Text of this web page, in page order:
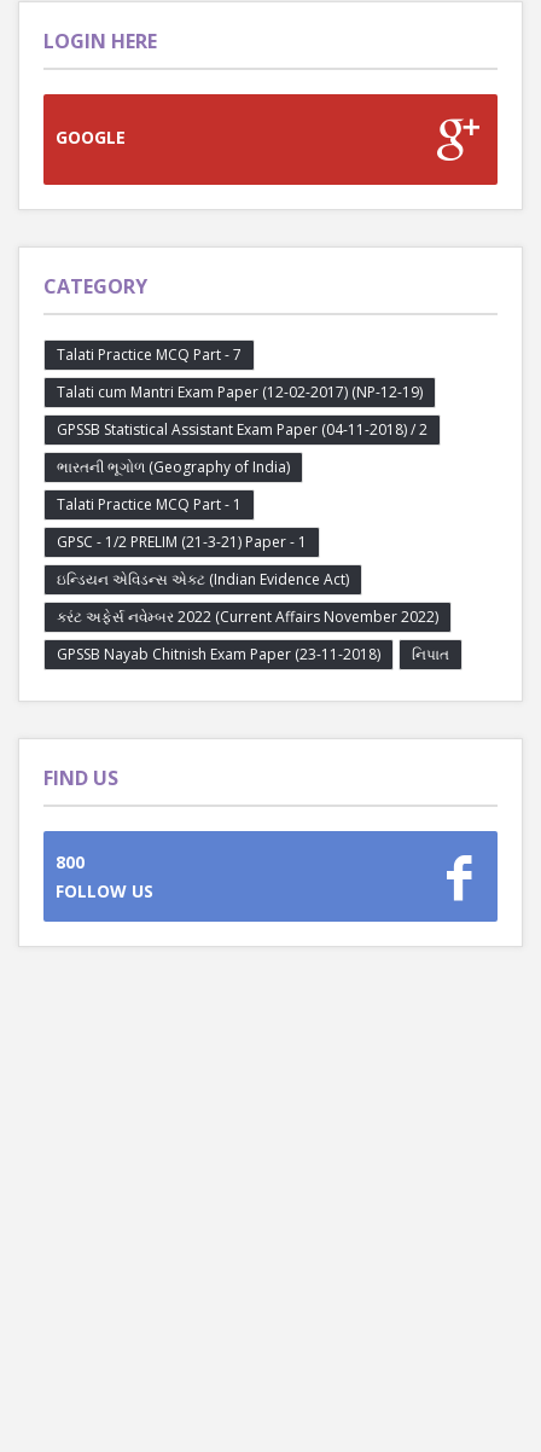
LOGIN HERE
GOOGLE
CATEGORY
Talati Practice MCQ Part - 7
Talati cum Mantri Exam Paper (12-02-2017) (NP-12-19)
GPSSB Statistical Assistant Exam Paper (04-11-2018) / 2
ભારતની ભૂગોળ (Geography of India)
Talati Practice MCQ Part - 1
GPSC - 1/2 PRELIM (21-3-21) Paper - 1
ઇન્ડિયન એવિડન્સ એક્ટ (Indian Evidence Act)
કરંટ અફેર્સ નવેમ્બર 2022 (Current Affairs November 2022)
GPSSB Nayab Chitnish Exam Paper (23-11-2018)
નિપાત
FIND US
800
FOLLOW US